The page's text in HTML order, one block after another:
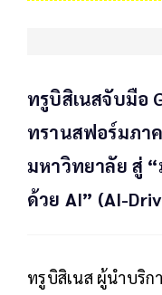
ทรูบิสิเนสจับมือ
ทรานสฟอร์มภา
มหาวิทยาลัย สู่
ด้วย AI” (AI-
ทรูบิสิเนส ผู้นำบริ